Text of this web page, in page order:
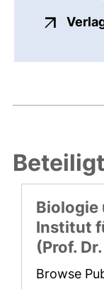
Biologie
Institut
(Prof.
Browse